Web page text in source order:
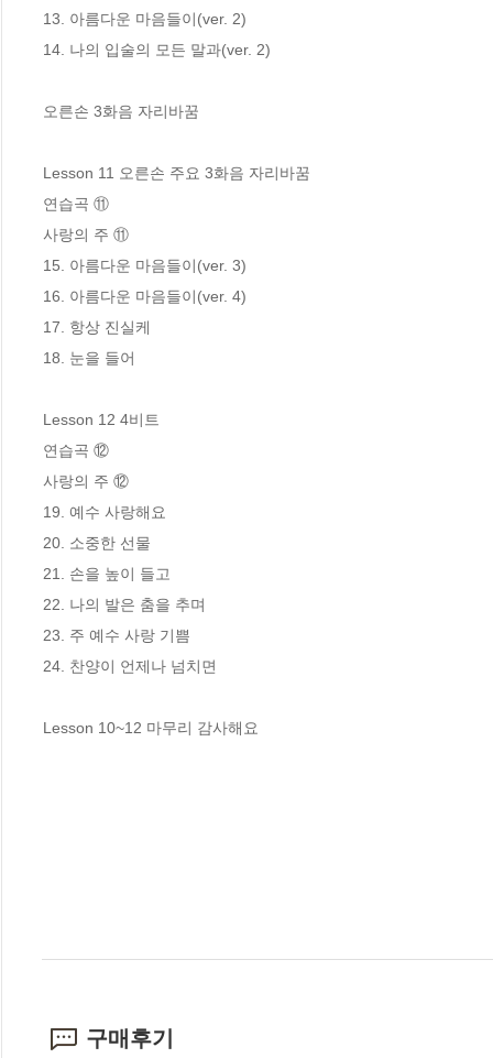
13. 아름다운 마음들이(ver. 2)
14. 나의 입술의 모든 말과(ver. 2)
오른손 3화음 자리바꿈
Lesson 11 오른손 주요 3화음 자리바꿈
연습곡 ⑪
사랑의 주 ⑪
15. 아름다운 마음들이(ver. 3)
16. 아름다운 마음들이(ver. 4)
17. 항상 진실케
18. 눈을 들어
Lesson 12 4비트
연습곡 ⑫
사랑의 주 ⑫
19. 예수 사랑해요
20. 소중한 선물
21. 손을 높이 들고
22. 나의 발은 춤을 추며
23. 주 예수 사랑 기쁨
24. 찬양이 언제나 넘치면
Lesson 10~12 마무리 감사해요
구매후기